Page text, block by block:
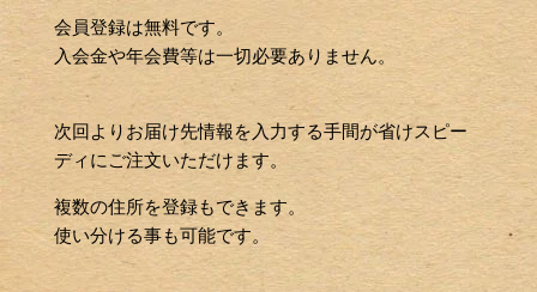
会員登録は無料です。
入会金や年会費等は一切必要ありません。
次回よりお届け先情報を入力する手間が省けスピー
ディにご注文いただけます。
複数の住所を登録もできます。
使い分ける事も可能です。